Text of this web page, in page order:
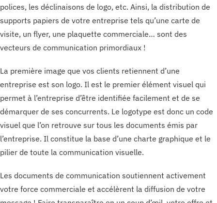
polices, les déclinaisons de logo, etc. Ainsi, la distribution de
supports papiers de votre entreprise tels qu’une carte de
visite, un flyer, une plaquette commerciale… sont des
vecteurs de communication primordiaux !
La première image que vos clients retiennent d’une
entreprise est son logo. Il est le premier élément visuel qui
permet à l’entreprise d’être identifiée facilement et de se
démarquer de ses concurrents. Le logotype est donc un code
visuel que l’on retrouve sur tous les documents émis par
l’entreprise. Il constitue la base d’une charte graphique et le
pilier de toute la communication visuelle.
Les documents de communication soutiennent activement
votre force commerciale et accélèrent la diffusion de votre